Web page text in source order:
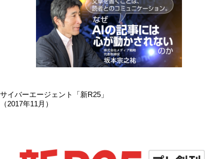
サイバーエージェント「新R25」
（2017年11月）